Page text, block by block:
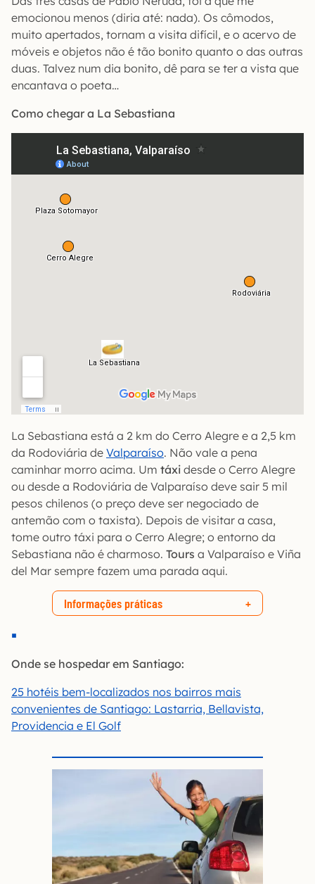
emocionou menos (diria até: nada). Os cômodos,
muito apertados, tornam a visita difícil, e o acervo de
móveis e objetos não é tão bonito quanto o das outras
duas. Talvez num dia bonito, dê para se ter a vista que
encantava o poeta…
Como chegar a La Sebastiana
La Sebastiana está a 2 km do Cerro Alegre e a 2,5 km
da Rodoviária de Valparaíso. Não vale a pena
caminhar morro acima. Um táxi desde o Cerro Alegre
ou desde a Rodoviária de Valparaíso deve sair 5 mil
pesos chilenos (o preço deve ser negociado de
antemão com o taxista). Depois de visitar a casa,
tome outro táxi para o Cerro Alegre; o entorno da
Sebastiana não é charmoso. Tours a Valparaíso e Viña
del Mar sempre fazem uma parada aqui.
Informações práticas
Onde se hospedar em Santiago:
25 hotéis bem-localizados nos bairros mais
convenientes de Santiago: Lastarria, Bellavista,
Providencia e El Golf